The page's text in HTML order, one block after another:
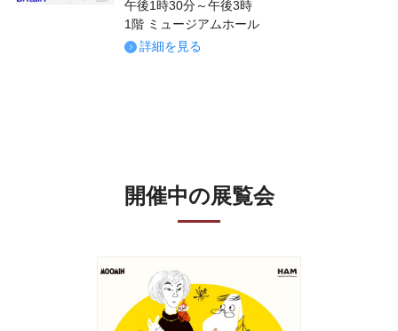
午後1時30分～午後3時
1階 ミュージアムホール
詳細を見る
開催中の展覧会